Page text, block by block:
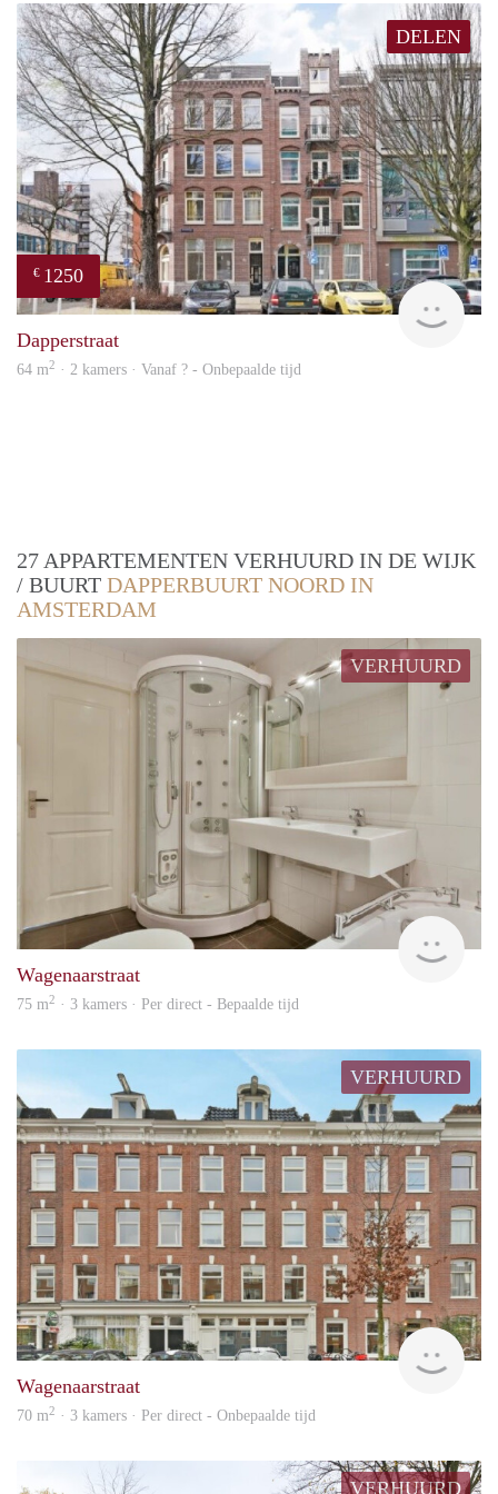
DELEN
€ 1250
Dapperstraat
64 m2 · 2 kamers · Vanaf ? - Onbepaalde tijd
27 APPARTEMENTEN VERHUURD IN DE WIJK
/ BUURT DAPPERBUURT NOORD IN
AMSTERDAM
VERHUURD
Wagenaarstraat
75 m2 · 3 kamers · Per direct - Bepaalde tijd
VERHUURD
Wagenaarstraat
70 m2 · 3 kamers · Per direct - Onbepaalde tijd
VERHUURD